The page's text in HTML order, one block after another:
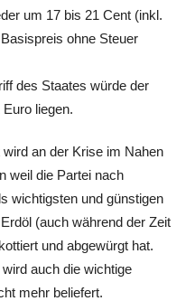
um 17 bis 21 Cent (inkl.
ohne Steuer
des Staates würde der
liegen.
an der Krise im Nahen
weil die Partei nach
wichtigsten und günstigen
(auch während der Zeit
und abgewürgt hat.
auch die wichtige
mehr beliefert.